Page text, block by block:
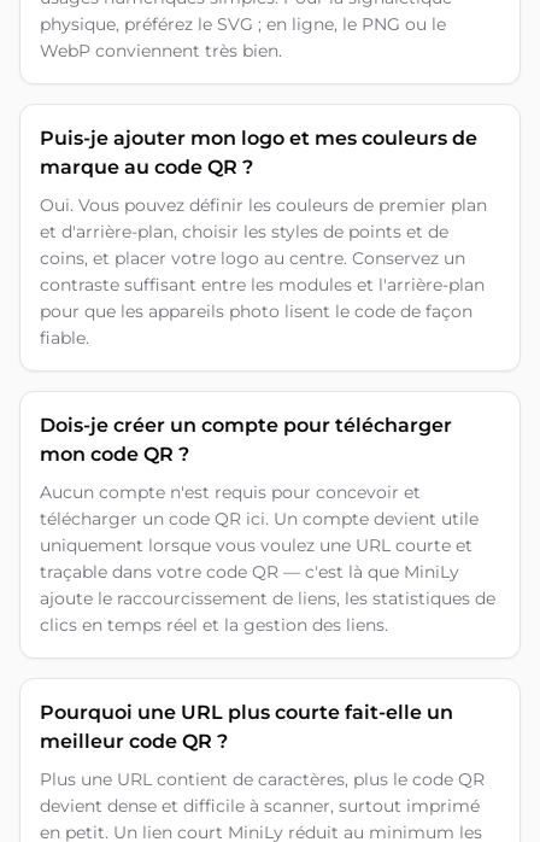
physique, préférez le SVG ; en ligne, le PNG ou le
WebP conviennent très bien.
Puis-je ajouter mon logo et mes couleurs de
marque au code QR ?
Oui. Vous pouvez définir les couleurs de premier plan
et d'arrière-plan, choisir les styles de points et de
coins, et placer votre logo au centre. Conservez un
contraste suffisant entre les modules et l'arrière-plan
pour que les appareils photo lisent le code de façon
fiable.
Dois-je créer un compte pour télécharger
mon code QR ?
Aucun compte n'est requis pour concevoir et
télécharger un code QR ici. Un compte devient utile
uniquement lorsque vous voulez une URL courte et
traçable dans votre code QR — c'est là que MiniLy
ajoute le raccourcissement de liens, les statistiques de
clics en temps réel et la gestion des liens.
Pourquoi une URL plus courte fait-elle un
meilleur code QR ?
Plus une URL contient de caractères, plus le code QR
devient dense et difficile à scanner, surtout imprimé
en petit. Un lien court MiniLy réduit au minimum les